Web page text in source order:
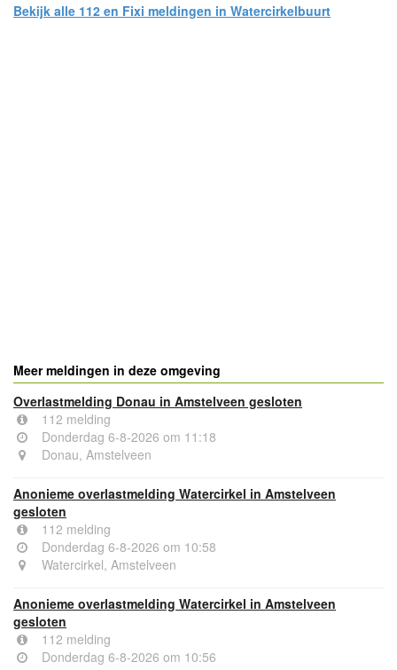
Bekijk alle 112 en Fixi meldingen in Watercirkelbuurt
Meer meldingen in deze omgeving
Overlastmelding Donau in Amstelveen gesloten
112 melding
Donderdag 6-8-2026 om 11:18
Donau, Amstelveen
Anonieme overlastmelding Watercirkel in Amstelveen
gesloten
112 melding
Donderdag 6-8-2026 om 10:58
Watercirkel, Amstelveen
Anonieme overlastmelding Watercirkel in Amstelveen
gesloten
112 melding
Donderdag 6-8-2026 om 10:56